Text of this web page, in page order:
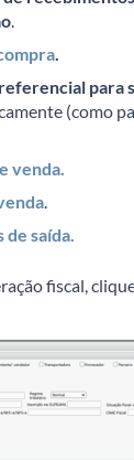
para
(como
venda.
saída.
fiscal,